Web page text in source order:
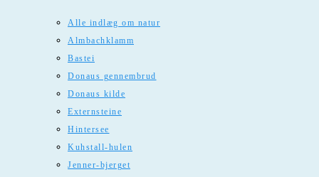
Alle indlæg om natur
Almbachklamm
Bastei
Donaus gennembrud
Donaus kilde
Externsteine
Hintersee
Kuhstall-hulen
Jenner-bjerget